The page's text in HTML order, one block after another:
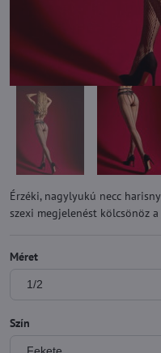
Érzéki, nagylyukú necc
szexi megjelenést kölcsönöz
Méret
Szín